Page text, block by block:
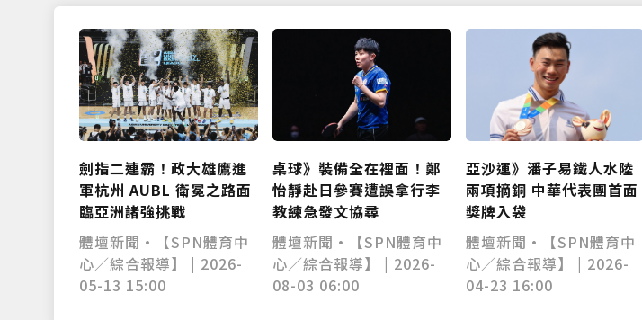
劍指二連霸！政大雄鷹進
軍杭州 AUBL 衛冕之路面
臨亞洲諸強挑戰
體壇新聞•【SPN體育中
心／綜合報導】 | 2026-
05-13 15:00
桌球》裝備全在裡面！鄭
怡靜赴日參賽遭誤拿行李
教練急發文協尋
體壇新聞•【SPN體育中
心／綜合報導】 | 2026-
08-03 06:00
亞沙運》潘子易鐵人水陸
兩項摘銅 中華代表團首面
獎牌入袋
體壇新聞•【SPN體育中
心／綜合報導】 | 2026-
04-23 16:00